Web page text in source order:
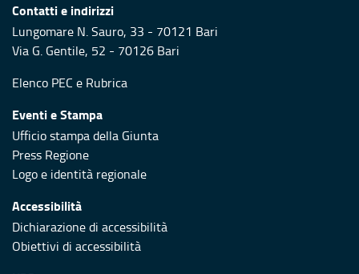
Contatti e indirizzi
Lungomare N. Sauro, 33 - 70121 Bari
Via G. Gentile, 52 - 70126 Bari
Elenco PEC e Rubrica
Eventi e Stampa
Ufficio stampa della Giunta
Press Regione
Logo e identità regionale
Accessibilità
Dichiarazione di accessibilità
Obiettivi di accessibilità